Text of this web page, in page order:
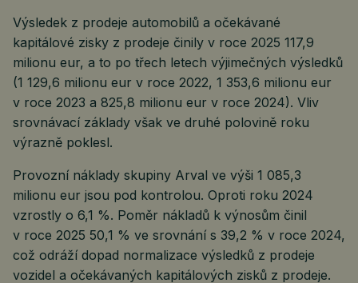
Výsledek z prodeje automobilů a očekávané
kapitálové zisky z prodeje činily v roce 2025 117,9
milionu eur, a to po třech letech výjimečných výsledků
(1 129,6 milionu eur v roce 2022, 1 353,6 milionu eur
v roce 2023 a 825,8 milionu eur v roce 2024). Vliv
srovnávací základy však ve druhé polovině roku
výrazně poklesl.
Provozní náklady skupiny Arval ve výši 1 085,3
milionu eur jsou pod kontrolou. Oproti roku 2024
vzrostly o 6,1 %. Poměr nákladů k výnosům činil
v roce 2025 50,1 % ve srovnání s 39,2 % v roce 2024,
což odráží dopad normalizace výsledků z prodeje
vozidel a očekávaných kapitálových zisků z prodeje.